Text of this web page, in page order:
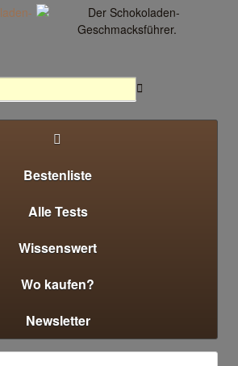


Bestenliste
Alle Tests
Wissenswert
Wo kaufen?
Newsletter